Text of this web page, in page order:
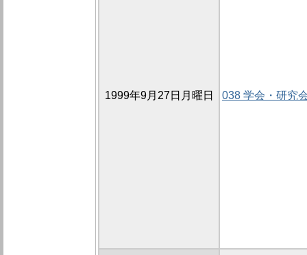
1999年9月27日月曜日 038 学会・研究